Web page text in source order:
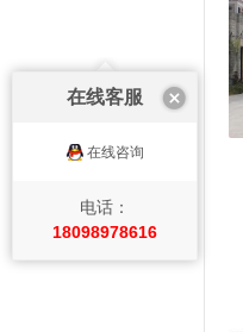
在线客服
在线咨询
电话：
18098978616